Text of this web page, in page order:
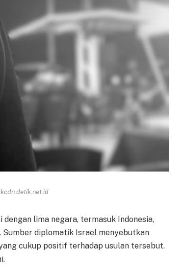
lima negara, termasuk Indonesia,
Sumber diplomatik Israel menyebutkan
cukup positif terhadap usulan tersebut.